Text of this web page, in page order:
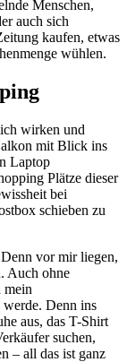
Menschen,
auch sich
kaufen, etwas
wühlen.
wirken und
mit Blick ins
Laptop
Plätze dieser
bei
schieben zu
vor mir liegen,
Auch ohne
mein
Denn ins
aus, das T-Shirt
suchen,
– all das ist ganz